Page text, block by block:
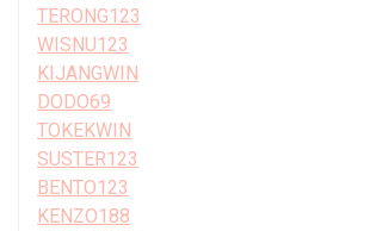
TERONG123
WISNU123
KIJANGWIN
DODO69
TOKEKWIN
SUSTER123
BENTO123
KENZO188